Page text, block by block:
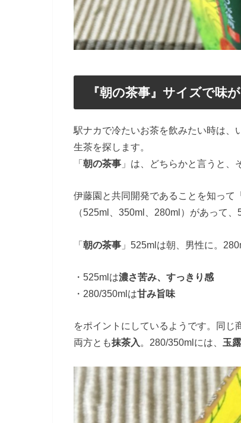
『朝の茶事』サイズで味
駅ナカで冷たいお茶を飲みたい時は、
生茶を探します。
「朝の茶事 」は、どちらかと言うと、
伊藤園と共同開発であることを知って
（525ml、350ml、280ml）があって
「朝の茶事 」525mlは朝、男性に。
・525mlは濃さ苦み、すっきり感
・280/350mlは甘み旨味
をポイントにしているようです。同じ
両方とも抹茶入 。280/350mlには、 玉露